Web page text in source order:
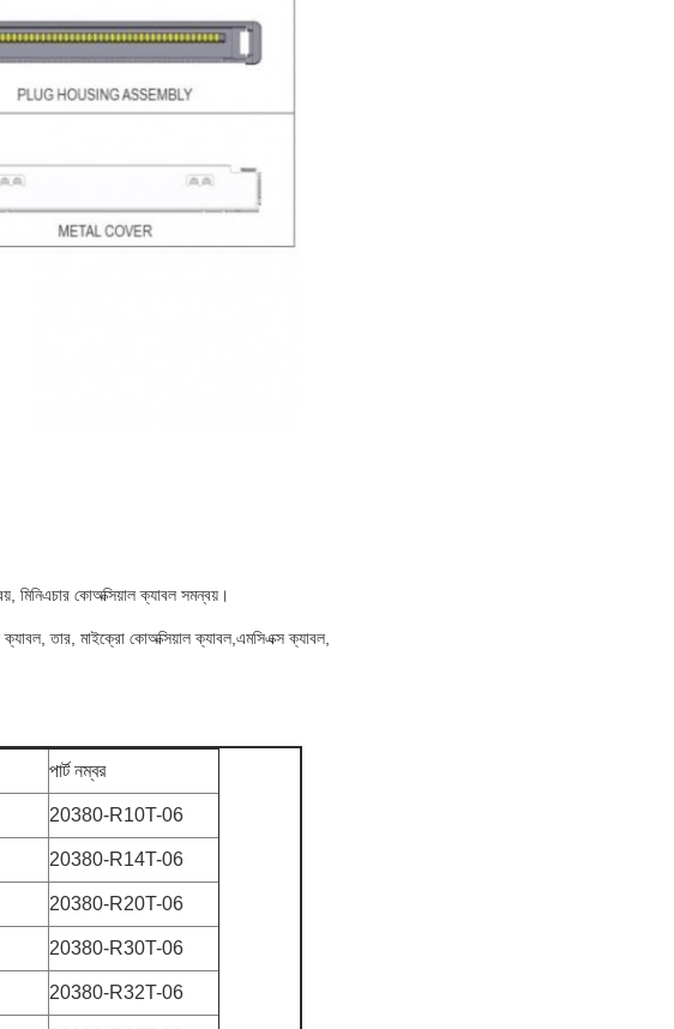
মিনিএচার কোঅক্সিয়াল ক্যাবল সমন্বয়।
তার, মাইক্রো কোঅক্সিয়াল ক্যাবল,এমসিএক্স ক্যাবল,
পার্ট নম্বর
20380-R10T-06
20380-R14T-06
20380-R20T-06
20380-R30T-06
20380-R32T-06